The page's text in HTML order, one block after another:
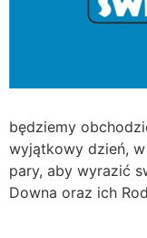
W
będziemy
wyjątkowy dzień,
pary, aby wyrazić
Downa oraz ich